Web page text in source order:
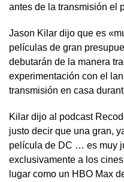
antes de la transmisión el
Jason Kilar dijo que es
películas de gran
debutarán de la manera
experimentación con el
transmisión en casa
Kilar dijo al podcast
justo decir que una gran,
película de DC … es muy
exclusivamente a los
lugar como un HBO Max